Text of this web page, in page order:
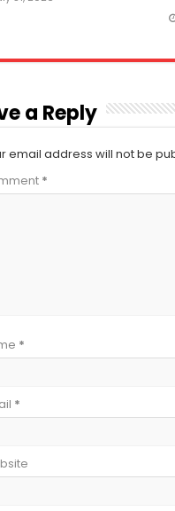
a Reply
email address will not be
*
*
*